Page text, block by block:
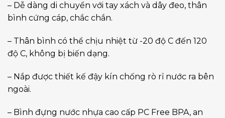
– Dễ dàng di chuyển với tay xách và dây đeo, thân
bình cứng cáp, chắc chắn.
– Thân bình có thể chịu nhiệt từ -20 độ C đến 120
độ C, không bị biến dạng.
– Nắp được thiết kế đậy kín chống rò rỉ nước ra bên
ngoài.
– Bình đựng nước nhựa cao cấp PC Free BPA, an